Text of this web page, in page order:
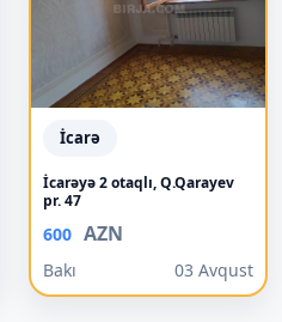
İcarə
İcarəyə 2 otaqlı, Q.Qarayev
pr. 47
600 AZN
Bakı 03 Avqust